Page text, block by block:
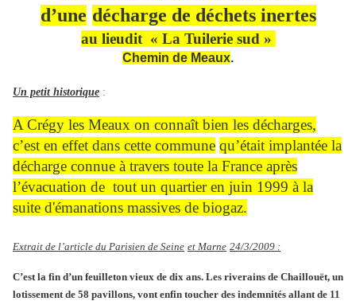
d’une décharge de déchets inertes
au lieudit « La Tuilerie sud »
Chemin de Meaux.
Un petit historique :
A Crégy les Meaux on connaît bien les décharges,
c’est en effet dans cette commune qu’était implantée la
décharge connue à travers toute la France après
l’évacuation de tout un quartier en juin 1999 à la
suite d'émanations massives de biogaz.
Extrait de l’article du Parisien de Seine et Marne 24/3/2009 :
C’est la fin d’un feuilleton vieux de dix ans. Les riverains de Chaillouët, un
lotissement de 58 pavillons, vont enfin toucher des indemnités allant de 11